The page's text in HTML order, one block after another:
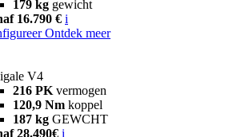
179 kg gewicht
16.790 € i
Ontdek meer
V4
216 PK vermogen
120,9 Nm koppel
187 kg GEWCHT
28.490€ i